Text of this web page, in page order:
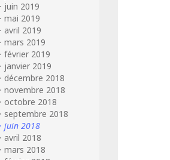
juin 2019
mai 2019
avril 2019
mars 2019
février 2019
janvier 2019
décembre 2018
novembre 2018
octobre 2018
septembre 2018
juin 2018
avril 2018
mars 2018